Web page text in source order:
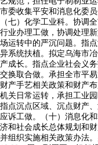
市委收集平安和消息化委
（七）化学工业科。协调
行业办理工做，协调处理
场运转中的严沉问题。指
异系统扶植。拟定乌海市
产成长。指点企业社会义
交换取合做。承担全市平
财产手艺相关政策和财产
机关日常运转，承担工业
指点沉点区域、沉点财产
应诉工做。（十）消息化
济和社会成长总体规划和
并组织实施相关政策办法